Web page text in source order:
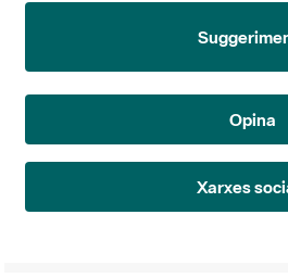
Opina
Xarxes